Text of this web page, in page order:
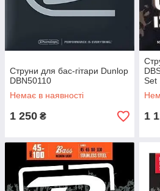
Струни для бас-гітари Dunlop
DBN50110
Немає в наявності
1 250 ₴
Set
1